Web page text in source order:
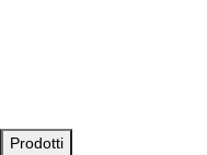
Prodotti